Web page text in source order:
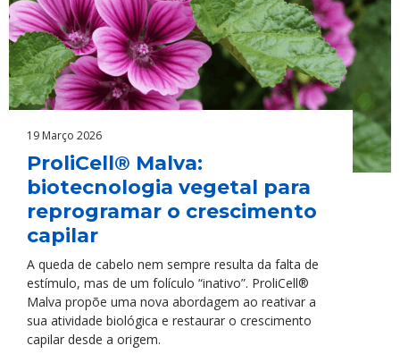
19 Março 2026
ProliCell® Malva:
biotecnologia vegetal para
reprogramar o crescimento
capilar
A queda de cabelo nem sempre resulta da falta de
estímulo, mas de um folículo “inativo”. ProliCell®
Malva propõe uma nova abordagem ao reativar a
sua atividade biológica e restaurar o crescimento
capilar desde a origem.